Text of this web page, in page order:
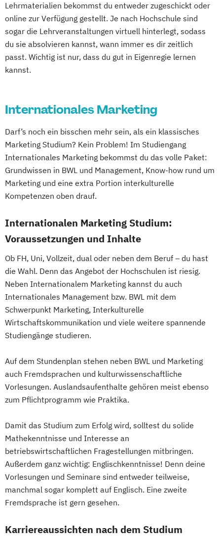
Lehrmaterialien bekommst du entweder zugeschickt oder
online zur Verfügung gestellt. Je nach Hochschule sind
sogar die Lehrveranstaltungen virtuell hinterlegt, sodass
du sie absolvieren kannst, wann immer es dir zeitlich
passt. Wichtig ist nur, dass du gut in Eigenregie lernen
kannst.
Internationales Marketing
Darf’s noch ein bisschen mehr sein, als ein klassisches
Marketing Studium? Kein Problem! Im Studiengang
Internationales Marketing bekommst du das volle Paket:
Grundwissen in BWL und Management, Know-how rund um
Marketing und eine extra Portion interkulturelle
Kompetenzen oben drauf.
Internationalen Marketing Studium:
Voraussetzungen und Inhalte
Ob FH, Uni, Vollzeit, dual oder neben dem Beruf – du hast
die Wahl. Denn das Angebot der Hochschulen ist riesig.
Neben Internationalem Marketing kannst du auch
Internationales Management bzw. BWL mit dem
Schwerpunkt Marketing, Interkulturelle
Wirtschaftskommunikation und viele weitere spannende
Studiengänge studieren.
Auf dem Stundenplan stehen neben BWL und Marketing
auch Fremdsprachen und kulturwissenschaftliche
Vorlesungen. Auslandsaufenthalte gehören meist ebenso
zum Pflichtprogramm wie Praktika.
Damit das Studium zum Erfolg wird, solltest du solide
Mathekenntnisse und Interesse an
betriebswirtschaftlichen Fragestellungen mitbringen.
Außerdem ganz wichtig: Englischkenntnisse! Denn deine
Vorlesungen und Seminare sind entweder teilweise,
manchmal sogar komplett auf Englisch. Eine zweite
Fremdsprache ist gern gesehen.
Karriereaussichten nach dem Studium